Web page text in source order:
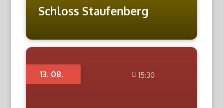
Schloss Staufenberg
13. 08. 15:30